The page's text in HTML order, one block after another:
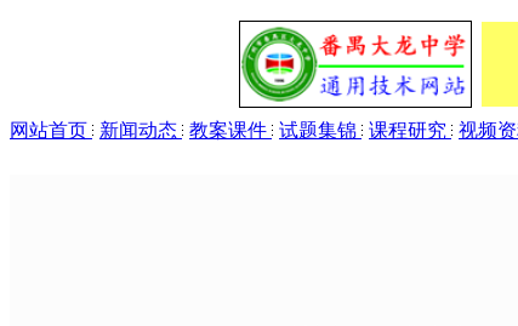
网站首页
新闻动态 教案课件 试题集锦 课程研究 视频